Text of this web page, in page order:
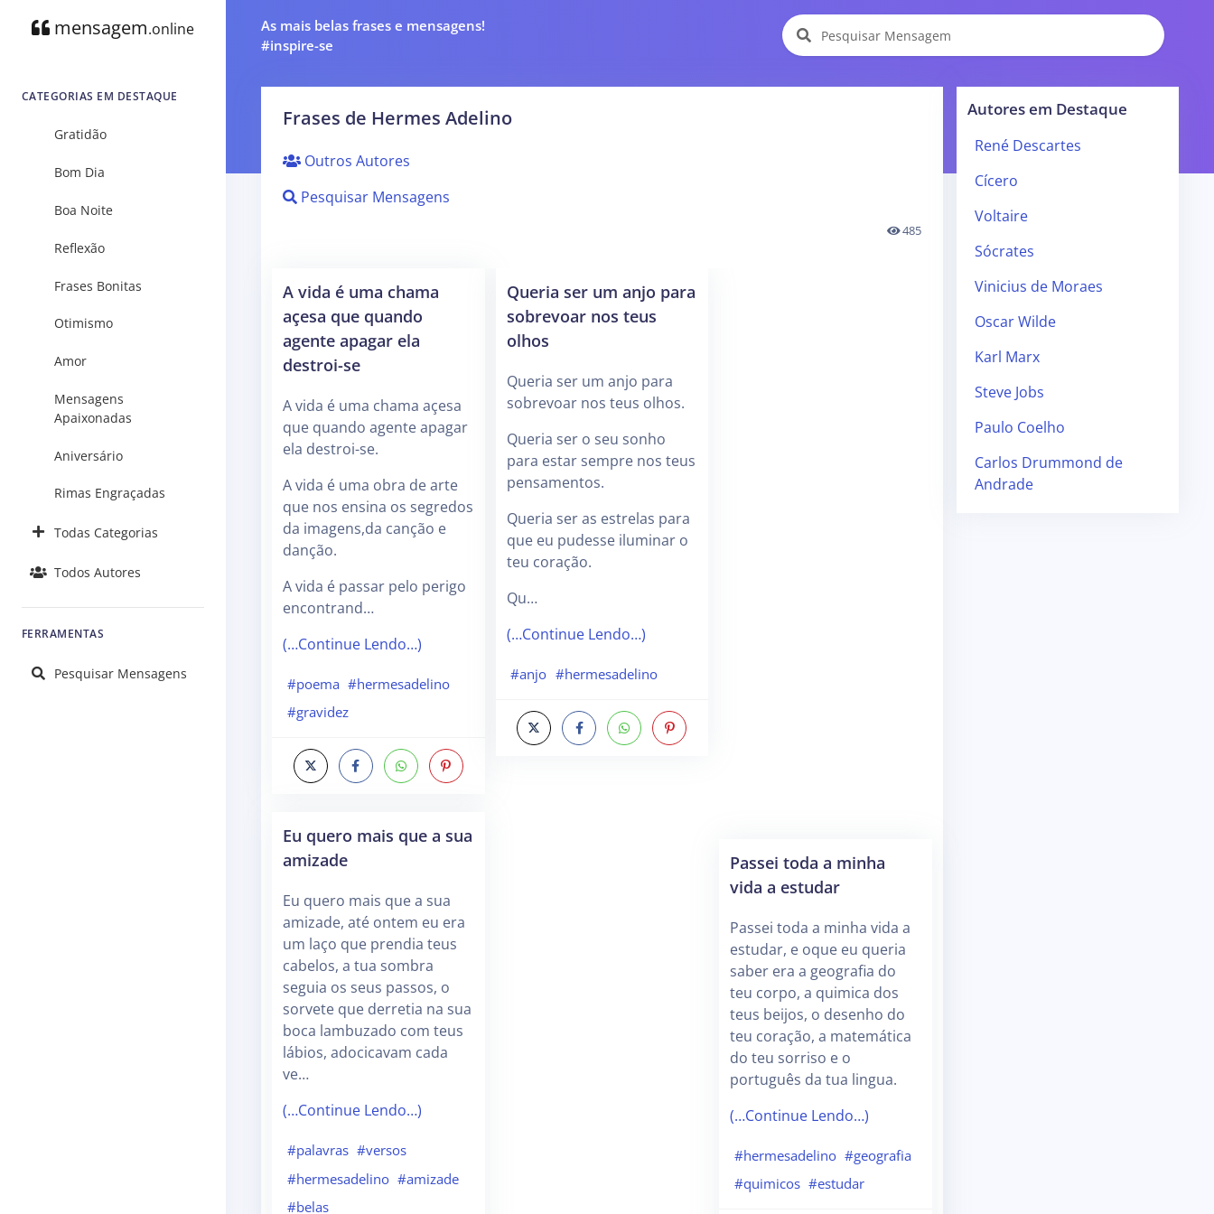
mensagem.online
CATEGORIAS EM DESTAQUE
Gratidão
Bom Dia
Boa Noite
Reflexão
Frases Bonitas
Otimismo
Amor
Mensagens
Apaixonadas
Aniversário
Rimas Engraçadas
Todas Categorias
Todos Autores
FERRAMENTAS
Pesquisar Mensagens
As mais belas frases e mensagens!
#inspire-se
Frases de Hermes Adelino
Outros Autores
Pesquisar Mensagens
485
A vida é uma chama
açesa que quando
agente apagar ela
destroi-se
A vida é uma chama açesa
que quando agente apagar
ela destroi-se.
A vida é uma obra de arte
que nos ensina os segredos
da imagens,da canção e
danção.
A vida é passar pelo perigo
encontrand…
(…Continue Lendo…)
#poema #hermesadelino
#gravidez
Eu quero mais que a sua
amizade
Eu quero mais que a sua
amizade, até ontem eu era
um laço que prendia teus
cabelos, a tua sombra
seguia os seus passos, o
sorvete que derretia na sua
boca lambuzado com teus
lábios, adocicavam cada
ve…
(…Continue Lendo…)
#palavras #versos
#hermesadelino #amizade
#belas
Queria ser um anjo para
sobrevoar nos teus
olhos
Queria ser um anjo para
sobrevoar nos teus olhos.
Queria ser o seu sonho
para estar sempre nos teus
pensamentos.
Queria ser as estrelas para
que eu pudesse iluminar o
teu coração.
Qu…
(…Continue Lendo…)
#anjo #hermesadelino
Passei toda a minha
vida a estudar
Passei toda a minha vida a
estudar, e oque eu queria
saber era a geografia do
teu corpo, a quimica dos
teus beijos, o desenho do
teu coração, a matemática
do teu sorriso e o
português da tua lingua.
(…Continue Lendo…)
#hermesadelino #geografia
#quimicos #estudar
Autores em Destaque
René Descartes
Cícero
Voltaire
Sócrates
Vinicius de Moraes
Oscar Wilde
Karl Marx
Steve Jobs
Paulo Coelho
Carlos Drummond de
Andrade